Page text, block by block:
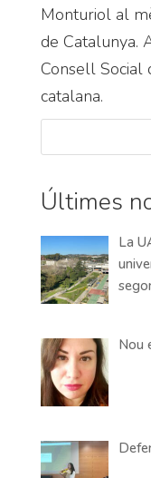
Monturiol al
de Catalunya.
Consell Social
catalana.
Últimes
La
Nou